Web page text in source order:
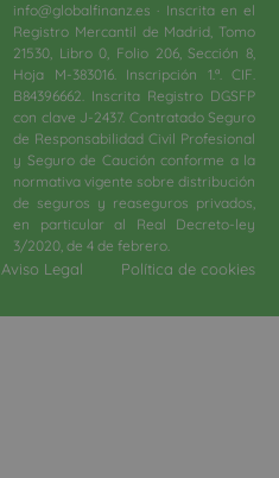
info@globalfinanz.es · Inscrita en el
Registro Mercantil de Madrid, Tomo
21530, Libro 0, Folio 206, Sección 8,
Hoja M-383016. Inscripción 1.ª. CIF.
B84396662. Inscrita Registro DGSFP
con clave J-2437. Contratado Seguro
de Responsabilidad Civil Profesional
y Seguro de Caución conforme a la
normativa vigente sobre distribución
de seguros y reaseguros privados,
en particular al Real Decreto-ley
3/2020, de 4 de febrero.​
Aviso Legal Política de cookies